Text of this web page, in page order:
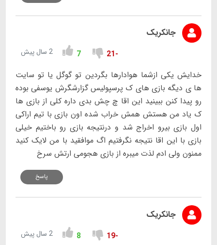
جانکریک
-21
7 2 سال پیش
خدایش یکی ازشما هوادارها بگردین تو گوگل یا تو سایت
ها ی دیگه بازی های ک پرسپولیس گزارشگرش یوسفی بوده
رو پیدا کنن ببینید این اقا چ چش بدی داره کلی از بازی ها
ک یاد من هستش همش خراب شده اون بازی با تیم اراکی
اول بازی بیرو اخراج شد و درنتیجه بازی رو باختیم خیلی
بازی با این اقا نتیجه نگرفتیم اگ موافقید با من لایک کنید
ممنون ولی ادم لذت میبره از بازی هجومی ارتش سرخ
پاسخ
جانکریک
-19
8 2 سال پیش